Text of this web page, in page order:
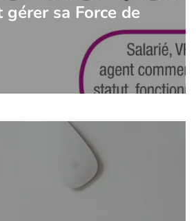
gérer sa Force de